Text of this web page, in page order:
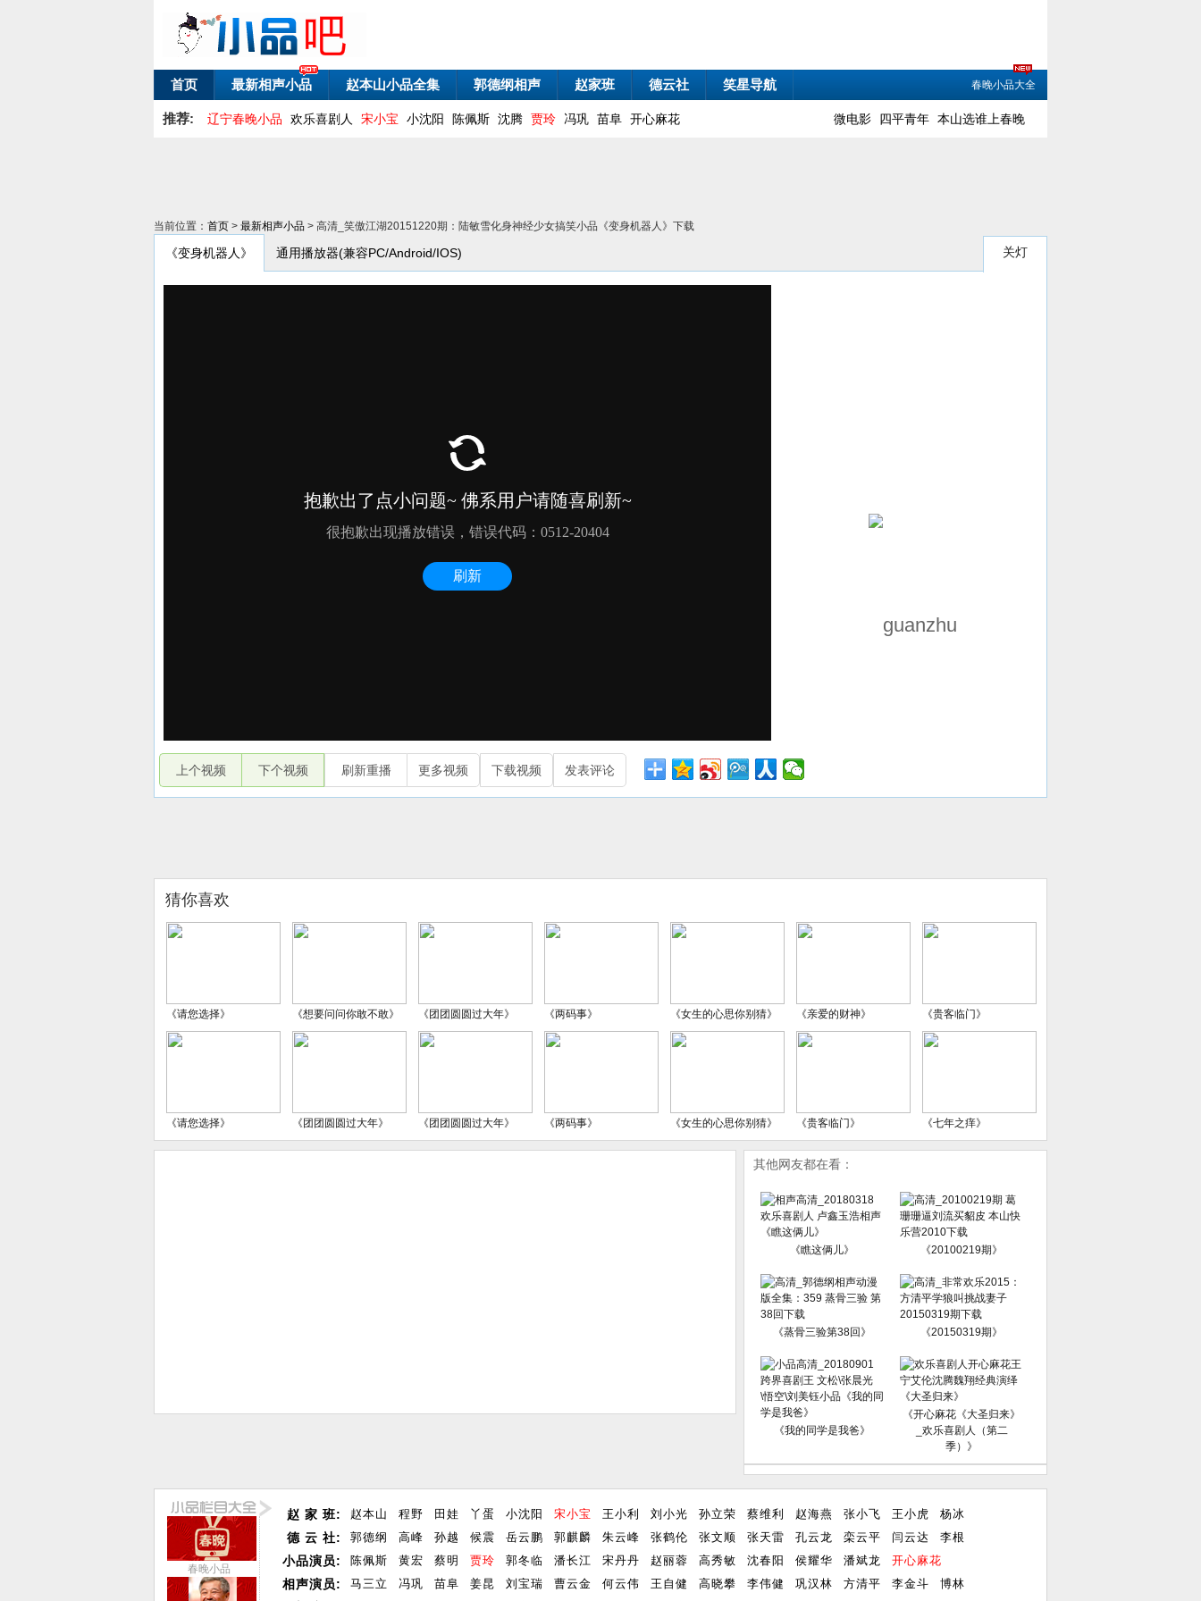
首页 最新相声小品 赵本山小品全集 郭德纲相声 赵家班 德云社 笑星导航 春晚小品大全
推荐: 辽宁春晚小品 欢乐喜剧人 宋小宝 小沈阳 陈佩斯 沈腾 贾玲 冯巩 苗阜 开心麻花 微电影 四平青年 本山选谁上春晚
当前位置： 首页 > 最新相声小品 > 高清_笑傲江湖20151220期：陆敏雪化身神经少女搞笑小品《变身机器人》下载
《变身机器人》 通用播放器(兼容PC/Android/IOS) 关灯
上个视频 下个视频 刷新重播 更多视频 下载视频 发表评论
猜你喜欢
《请您选择》 《想要问问你敢不敢》 《团团圆圆过大年》 《两码事》 《女生的心思你别猜》 《亲爱的财神》 《贵客临门》
《请您选择》 《团团圆圆过大年》 《团团圆圆过大年》 《两码事》 《女生的心思你别猜》 《贵客临门》 《七年之痒》
其他网友都在看：
《瞧这俩儿》 《20100219期》
《蒸骨三验第38回》 《20150319期》
《我的同学是我爸》
《开心麻花《大圣归来》
_欢乐喜剧人（第二
季）》
春晚小品
赵 家 班:
德 云 社:
小品演员:
相声演员:
赵本山 程野 田娃 丫蛋 小沈阳 宋小宝 王小利 刘小光 孙立荣 蔡维利 赵海燕 张小飞 王小虎
杨冰
郭德纲
高峰 孙越 候震 岳云鹏 郭麒麟 朱云峰 张鹤伦 张文顺 张天雷 孔云龙 栾云平 闫云达
李根
陈佩斯
黄宏 蔡明 贾玲 郭冬临 潘长江 宋丹丹 赵丽蓉 高秀敏 沈春阳 侯耀华 潘斌龙
开心麻花
马三立
冯巩 苗阜 姜昆 刘宝瑞 曹云金 何云伟 王自健 高晓攀 李伟健 巩汉林 方清平 李金斗
博林